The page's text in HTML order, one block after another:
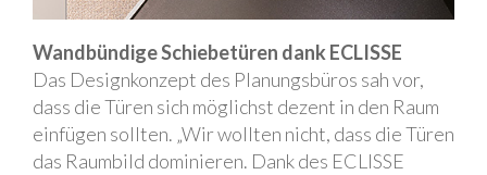
Wandbündige Schiebetüren dank ECLISSE
Das Designkonzept des Planungsbüros sah vor,
dass die Türen sich möglichst dezent in den Raum
einfügen sollten. „Wir wollten nicht, dass die Türen
das Raumbild dominieren. Dank des ECLISSE